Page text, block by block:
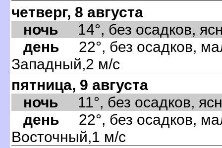
четверг, 8 августа
ночь 14°, без осадков,
день 22°, без осадков,
Западный,2 м/с
пятница, 9 августа
ночь 11°, без осадков,
день 22°, без осадков,
Восточный,1 м/с